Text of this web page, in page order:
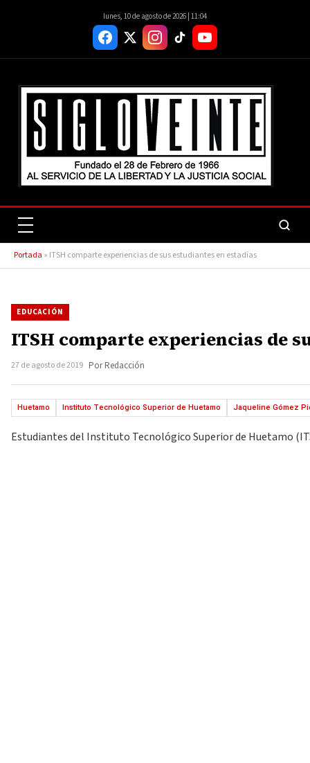
lunes, 10 de agosto de 2026 | 11:04
Portada » ITSH comparte experiencias de sus estudiantes en estadías
EDUCACIÓN
ITSH comparte experiencias de
27 de agosto de 2019 Por Redacción
Huetamo Instituto Tecnológico Superior de Huetamo Jaqueline Gómez
Estudiantes del Instituto Tecnológico Superior de Huetamo